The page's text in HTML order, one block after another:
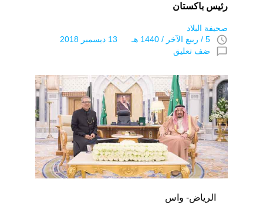
رئيس باكستان
صحيفة البلاد
access_time 5 / ربيع الآخر / 1440 هـ 13 ديسمبر 2018
chat_bubble_outline ضف تعليق
الرياض- واس